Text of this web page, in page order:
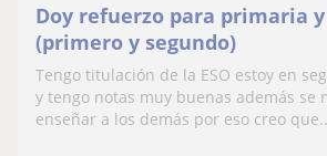
Doy refuerzo para primaria
(primero y segundo)
Tengo titulación de la ESO estoy en
y tengo notas muy buenas además se
enseñar a los demás por eso creo